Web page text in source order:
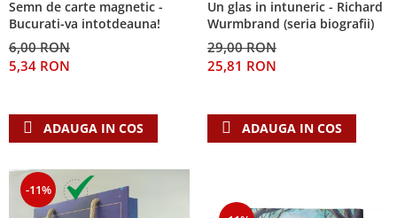
Semn de carte magnetic -
Bucurati-va intotdeauna!
6,00 RON
5,34 RON
ADAUGA IN COS
Un glas in intuneric - Richard
Wurmbrand (seria biografii)
29,00 RON
25,81 RON
ADAUGA IN COS
-11%